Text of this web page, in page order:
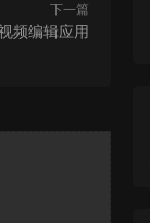
下一篇
频编辑应用